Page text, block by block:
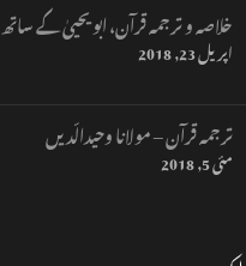
خلاصہ و ترجمہ قرآن، ابو یحییٰ کے ساتھ
اپریل 23, 2018
ترجمہ قرآن – مولانا وحیدالّدیں
مئی 5, 2018